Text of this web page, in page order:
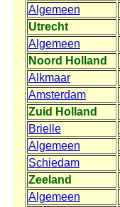
Algemeen
Utrecht
Algemeen
Noord Holland
Alkmaar
Amsterdam
Zuid Holland
Brielle
Algemeen
Schiedam
Zeeland
Algemeen